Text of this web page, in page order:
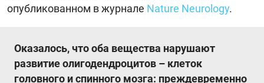
опубликованном в журнале Nature Neurology.
Оказалось, что оба вещества нарушают
развитие олигодендроцитов – клеток
головного и спинного мозга: преждевременно